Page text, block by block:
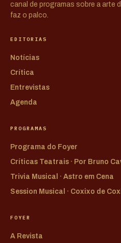
canal de programas sobre a arte
faz o palco.
EDITORIAS
Notícias
Crítica
Entrevistas
Agenda
PROGRAMAS
Programa do Foyer
Críticas Teatrais · Por Bruno
Trivia Musical · Astro em Cena
Session Musical · Coxixo de
FOYER
A Revista